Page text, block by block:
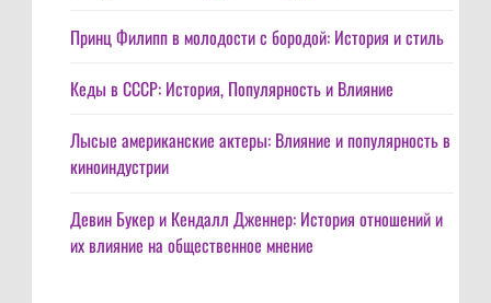
Принц Филипп в молодости с бородой: История и стиль
Кеды в СССР: История, Популярность и Влияние
Лысые американские актеры: Влияние и популярность в
киноиндустрии
Девин Букер и Кендалл Дженнер: История отношений и
их влияние на общественное мнение